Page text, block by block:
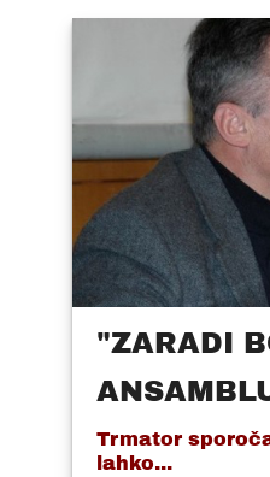
"ZARADI
Trmator
lahko...